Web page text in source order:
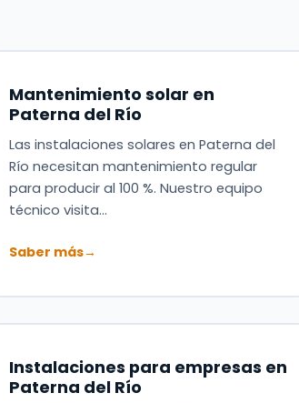
Mantenimiento solar en
Paterna del Río
Las instalaciones solares en Paterna del
Río necesitan mantenimiento regular
para producir al 100 %. Nuestro equipo
técnico visita…
Saber más→
Instalaciones para empresas en
Paterna del Río